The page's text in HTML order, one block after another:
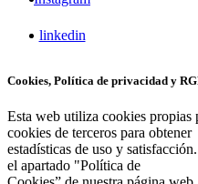
linkedin
Cookies, Política de privacidad y
Esta web utiliza cookies
cookies de terceros para obtener
estadísticas de uso y
el apartado "Política de